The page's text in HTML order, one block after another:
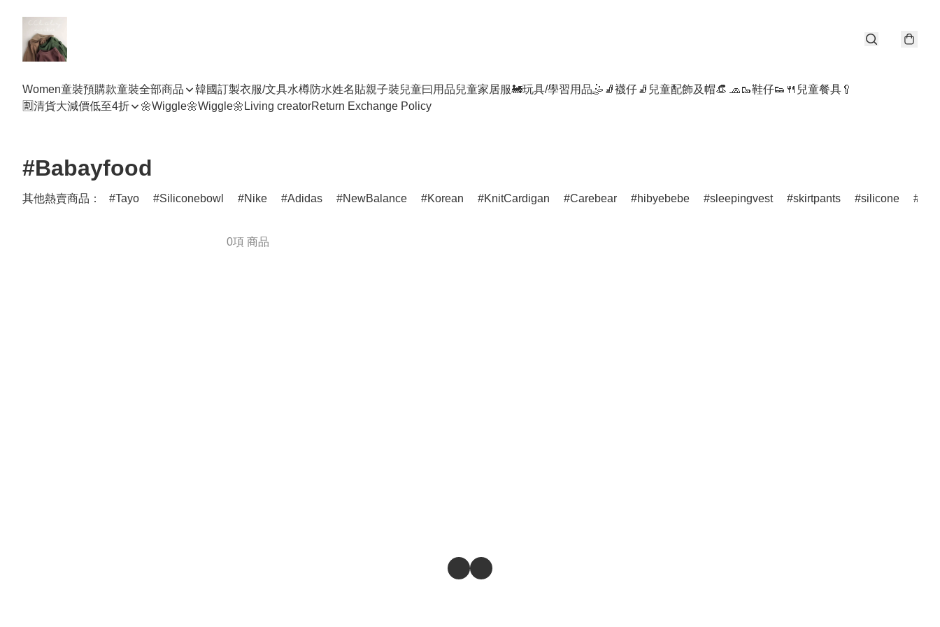
Women童裝預購款童裝全部商品 韓國訂製衣服/文具水樽防水姓名貼親子裝兒童曰用品兒童家居服🚂玩具/學習用品🤹 🧦襪仔🧦 兒童配飾及帽👒 🧢🥾鞋仔👟 🍴兒童餐具🥄
🈹清貨大減價低至4折
🌼Wiggle🌼Wiggle🌼 Living creatorReturn Exchange Policy
#Babayfood
其他熱賣商品： Tayo Siliconebowl Nike Adidas NewBalance Korean KnitCardigan Carebear hibyebebe sleepingvest skirtpants silicone
0項 商品